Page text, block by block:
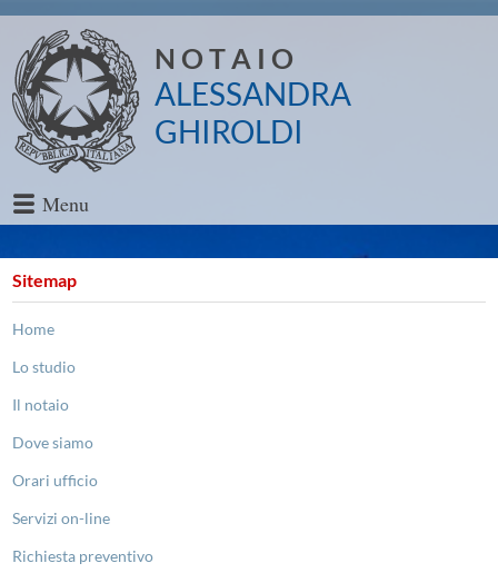
N O T A I O
ALESSANDRA
GHIROLDI
Menu
Sitemap
Home
Lo studio
Il notaio
Dove siamo
Orari ufficio
Servizi on-line
Richiesta preventivo